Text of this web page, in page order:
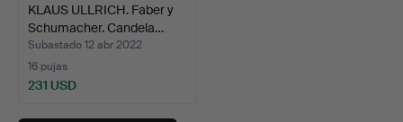
KLAUS ULLRICH. Faber y
Schumacher. Candela…
Subastado 12 abr 2022
16 pujas
231 USD